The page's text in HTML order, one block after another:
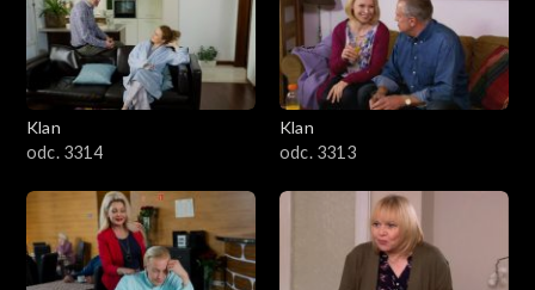
Klan
odc. 3314
Klan
odc. 3313